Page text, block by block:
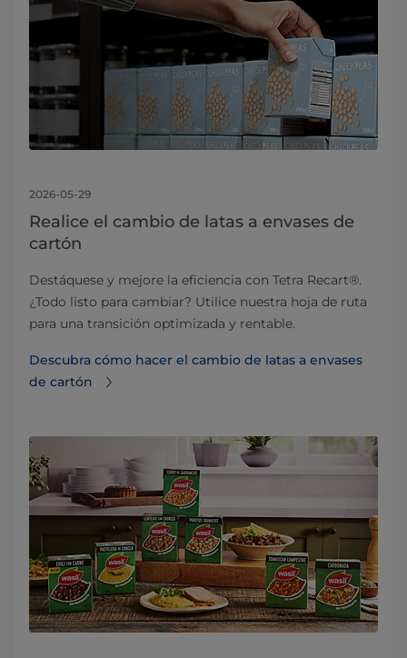
2026-05-29
Realice el cambio de latas a envases de
cartón
Destáquese y mejore la eficiencia con Tetra Recart®.
¿Todo listo para cambiar? Utilice nuestra hoja de ruta
para una transición optimizada y rentable.
Descubra cómo hacer el cambio de latas a envases
de cartón